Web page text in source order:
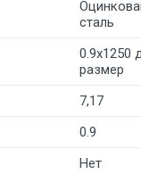
сталь
0.9х1250
размер
7,17
0.9
Нет